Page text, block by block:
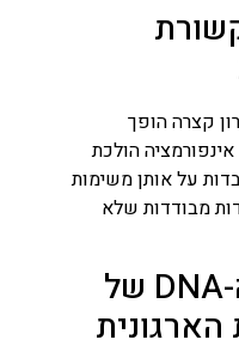
קצרה הופך
הולכת
על אותן משימות
מבודדות שלא
קושי בשימור ה-DNA של